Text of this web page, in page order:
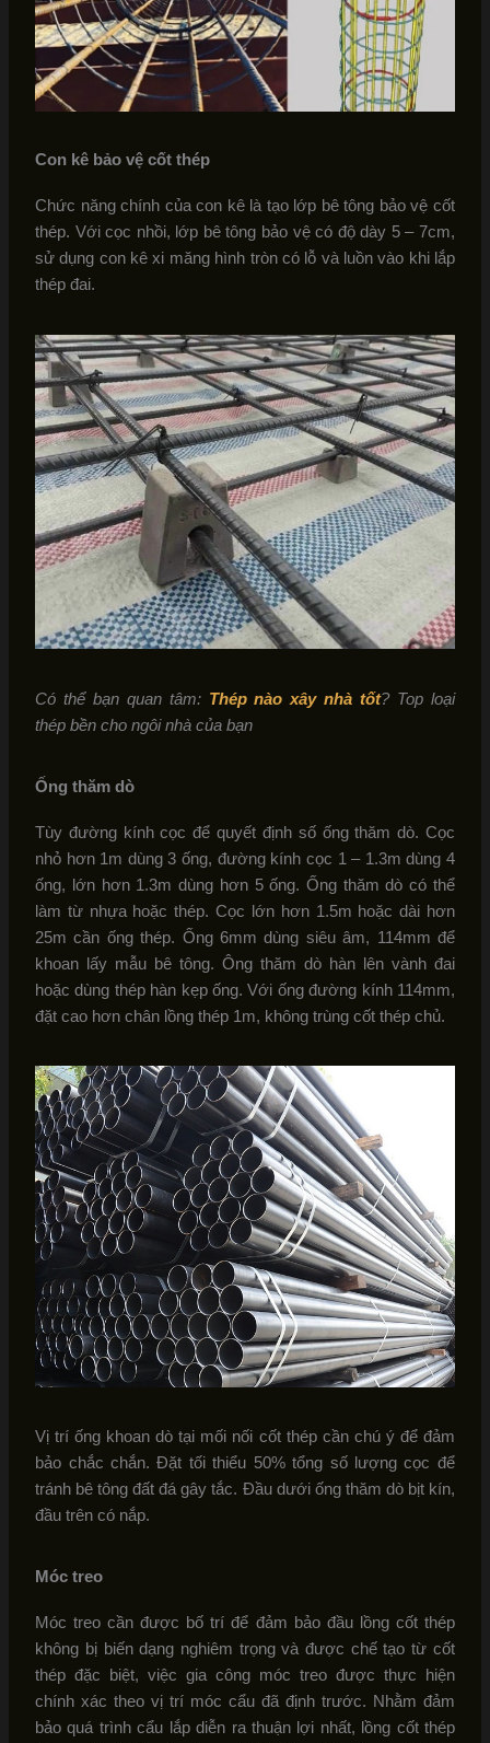
Con kê bảo vệ cốt thép
Chức năng chính của con kê là tạo lớp bê tông bảo vệ cốt
thép. Với cọc nhồi, lớp bê tông bảo vệ có độ dày 5 – 7cm,
sử dụng con kê xi măng hình tròn có lỗ và luồn vào khi lắp
thép đai.
Có thể bạn quan tâm: Thép nào xây nhà tốt? Top loại
thép bền cho ngôi nhà của bạn
Ống thăm dò
Tùy đường kính cọc để quyết định số ống thăm dò. Cọc
nhỏ hơn 1m dùng 3 ống, đường kính cọc 1 – 1.3m dùng 4
ống, lớn hơn 1.3m dùng hơn 5 ống. Ống thăm dò có thể
làm từ nhựa hoặc thép. Cọc lớn hơn 1.5m hoặc dài hơn
25m cần ống thép. Ống 6mm dùng siêu âm, 114mm để
khoan lấy mẫu bê tông. Ông thăm dò hàn lên vành đai
hoặc dùng thép hàn kẹp ống. Với ống đường kính 114mm,
đặt cao hơn chân lồng thép 1m, không trùng cốt thép chủ.
Vị trí ống khoan dò tại mối nối cốt thép cần chú ý để đảm
bảo chắc chắn. Đặt tối thiểu 50% tổng số lượng cọc để
tránh bê tông đất đá gây tắc. Đầu dưới ống thăm dò bịt kín,
đầu trên có nắp.
Móc treo
Móc treo cần được bố trí để đảm bảo đầu lồng cốt thép
không bị biến dạng nghiêm trọng và được chế tạo từ cốt
thép đặc biệt, việc gia công móc treo được thực hiện
chính xác theo vị trí móc cẩu đã định trước. Nhằm đảm
bảo quá trình cẩu lắp diễn ra thuận lợi nhất, lồng cốt thép